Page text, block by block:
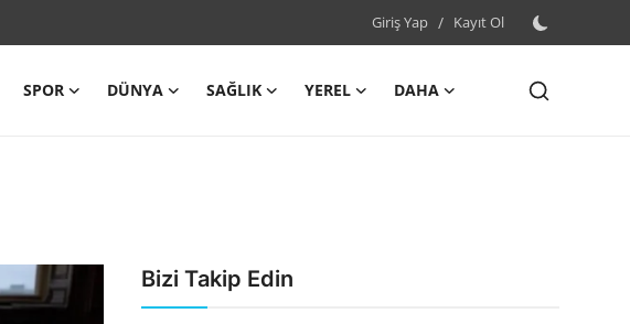
Giriş Yap / Kayıt Ol
SPOR DÜNYA SAĞLIK YEREL
DAHA
Bizi Takip Edin